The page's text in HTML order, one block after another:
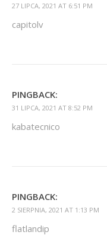
27 LIPCA, 2021 AT 6:51 PM
capitolv
PINGBACK:
31 LIPCA, 2021 AT 8:52 PM
kabatecnico
PINGBACK:
2 SIERPNIA, 2021 AT 1:13 PM
flatlandip